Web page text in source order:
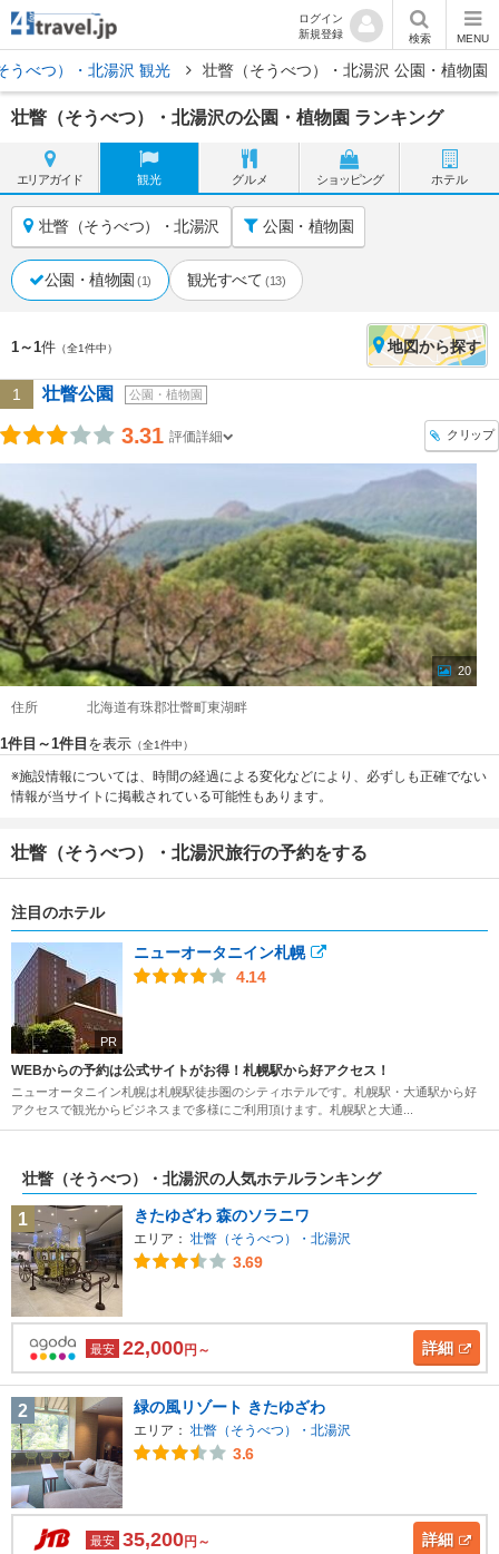
ログイン
新規登録
検索 MENU
うべつ）・北湯沢 観光 壮瞥（そうべつ）・北湯沢 公園・植物園
壮瞥（そうべつ）・北湯沢の公園・植物園 ランキング
エリアガイド 観光 グルメ ショッピング ホテル
壮瞥（そうべつ）・北湯沢 公園・植物園
公園・植物園 (1) 観光すべて (13)
1～1件 （全1件中） 地図から探す
1 壮瞥公園 公園・植物園
3.31 評価詳細 クリップ
20
住所 北海道有珠郡壮瞥町東湖畔
1件目～1件目 を表示 （全1件中）
※施設情報については、時間の経過による変化などにより、必ずしも正確でない
情報が当サイトに掲載されている可能性もあります。
壮瞥（そうべつ）・北湯沢旅行の予約をする
注目のホテル
PR
ニューオータニイン札幌
4.14
WEBからの予約は公式サイトがお得！札幌駅から好アクセス！
ニューオータニイン札幌は札幌駅徒歩圏のシティホテルです。札幌駅・大通駅から好
アクセスで観光からビジネスまで多様にご利用頂けます。札幌駅と大通...
壮瞥（そうべつ）・北湯沢の人気ホテルランキング
1 きたゆざわ 森のソラニワ
エリア： 壮瞥（そうべつ）・北湯沢
3.69
最安 22,000円～ 詳細
2 緑の風リゾート きたゆざわ
エリア： 壮瞥（そうべつ）・北湯沢
3.6
最安 35,200円～ 詳細